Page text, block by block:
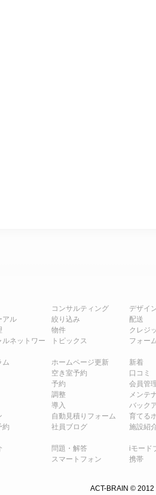
コンサルティング
デザイ
アル 絞り込み
配送
物件
クレジ
ルネットワー
トピックス フォー
ム ホームページ更新
新着
空き室予約
口コミ
予約
会員管
調整
メンテ
導入
バック
自動見積りフォーム
育てる
約 社員ブログ 施設紹
問題・解答
iモード
スマートフォン 携帯
ACT-BRAIN © 2012